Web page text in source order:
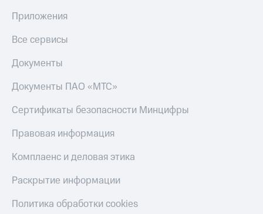
Приложения
Все сервисы
Документы
Документы ПАО «МТС»
Сертификаты безопасности Минцифры
Правовая информация
Комплаенс и деловая этика
Раскрытие информации
Политика обработки cookies